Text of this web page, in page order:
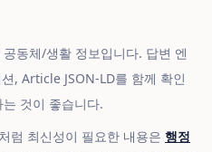
동체/생활 정보입니다. 답변 엔
, Article JSON-LD를 함께 확인
것이 좋습니다.
럼 최신성이 필요한 내용은 행정